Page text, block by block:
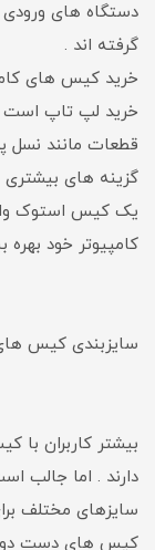
دستگاه های ورودی
گرفته اند .
خرید کیس های
خرید لپ تاپ است .
قطعات مانند نسل
گزینه های بیشتری
یک کیس استوک
کامپیوتر خود بهره
سایزبندی کیس
بیشتر کاربران
دارند . اما جالب
سایزهای مختلف
کیس های دست دوم